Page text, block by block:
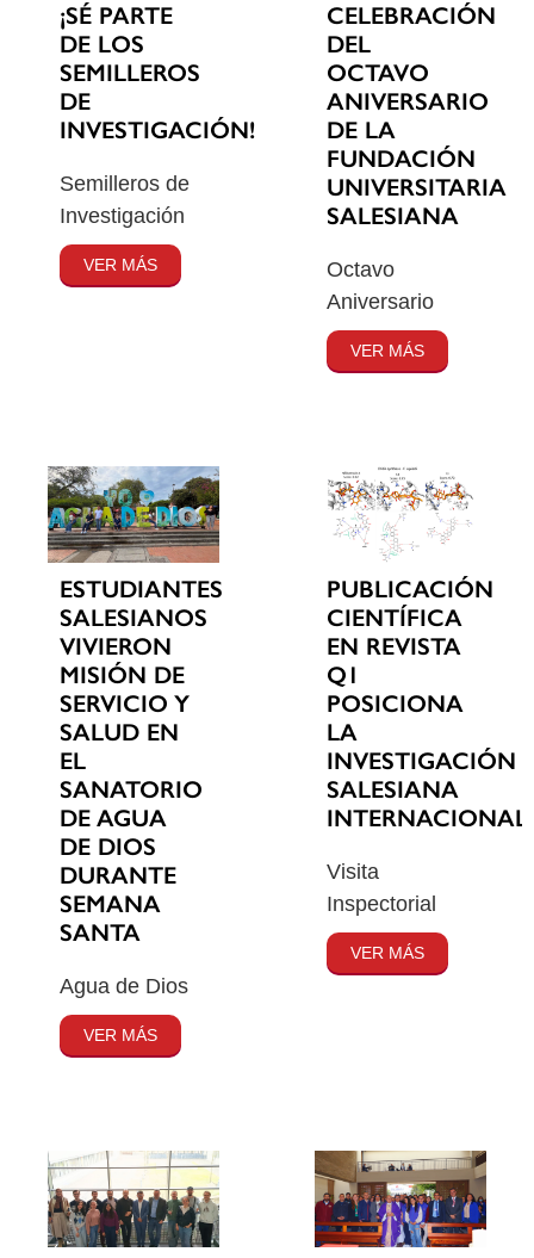
¡SÉ PARTE
DE LOS
SEMILLEROS
DE
INVESTIGACIÓN!
Semilleros de
Investigación
VER MÁS
CELEBRACIÓN
DEL
OCTAVO
ANIVERSARIO
DE LA
FUNDACIÓN
UNIVERSITARIA
SALESIANA
Octavo
Aniversario
VER MÁS
ESTUDIANTES
SALESIANOS
VIVIERON
MISIÓN DE
SERVICIO Y
SALUD EN
EL
SANATORIO
DE AGUA
DE DIOS
DURANTE
SEMANA
SANTA
Agua de Dios
VER MÁS
PUBLICACIÓN
CIENTÍFICA
EN REVISTA
Q1
POSICIONA
LA
INVESTIGACIÓN
SALESIANA
Visita
Inspectorial
VER MÁS